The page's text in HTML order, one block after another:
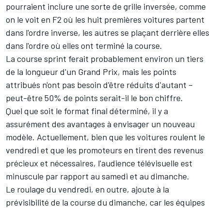
pourraient inclure une sorte de grille inversée, comme
on le voit en F2 où les huit premières voitures partent
dans l'ordre inverse, les autres se plaçant derrière elles
dans l'ordre où elles ont terminé la course.
La course sprint ferait probablement environ un tiers
de la longueur d'un Grand Prix, mais les points
attribués n'ont pas besoin d'être réduits d'autant –
peut-être 50% de points serait-il le bon chiffre.
Quel que soit le format final déterminé, il y a
assurément des avantages à envisager un nouveau
modèle. Actuellement, bien que les voitures roulent le
vendredi et que les promoteurs en tirent des revenus
précieux et nécessaires, l'audience télévisuelle est
minuscule par rapport au samedi et au dimanche.
Le roulage du vendredi, en outre, ajoute à la
prévisibilité de la course du dimanche, car les équipes